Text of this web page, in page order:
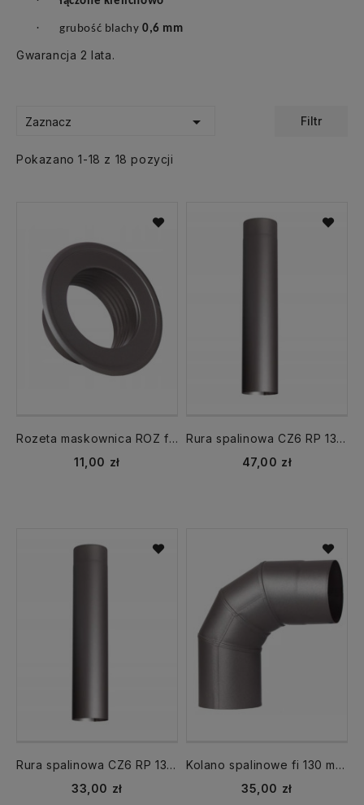
· grubość blachy0,6 mm
Gwarancja 2 lata.
Zaznacz  Filtr
Pokazano 1-18 z 18 pozycji
Rozeta maskownica ROZ fi 130 mm CZ6 grafit
11,00 zł
Rura spalinowa CZ6 RP 130 dł.1000 mm CZ6 grafit
47,00 zł
Rura spalinowa CZ6 RP 130 dł.500 mm CZ6 grafit
33,00 zł
Kolano spalinowe fi 130 mm kąt 90 st. stałe CZ6
35,00 zł